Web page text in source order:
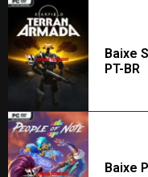
Baixe
PT-BR
Baixe